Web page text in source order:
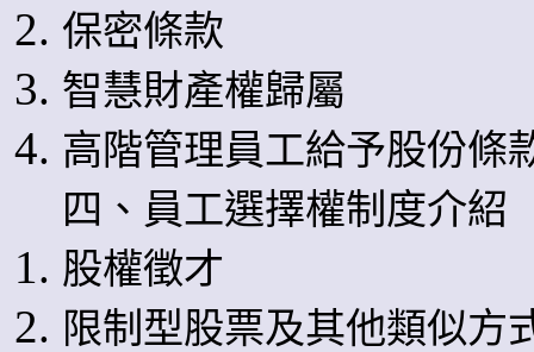
保密條款
智慧財產權歸屬
高階管理員工給予股份條
四、員工選擇權制度介紹
股權徵才
限制型股票及其他類似方